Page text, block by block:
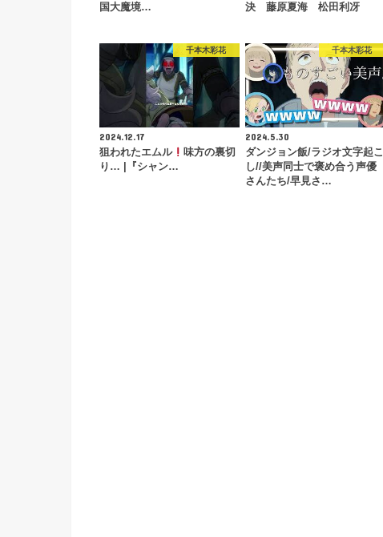
国大魔境…
決 藤原夏海 松田利冴
千本木彩花
2024.12.17
狙われたエムル
味方の裏切
り… |『シャン…
千本木彩花
2024.5.30
ダンジョン飯/ラジオ文字起こ
し//美声同士で褒め合う声優
さんたち/早見さ…